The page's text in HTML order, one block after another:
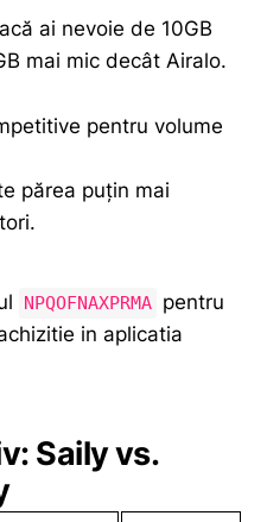
ai nevoie de 10GB
mai mic decât Airalo.
pentru volume
părea puțin mai
NPQOFNAXPRMA pentru
in aplicatia
Saily vs.